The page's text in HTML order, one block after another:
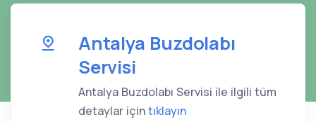
Antalya Buzdolabı
Servisi
Antalya Buzdolabı Servisi ile ilgili tüm
detaylar içintıklayın